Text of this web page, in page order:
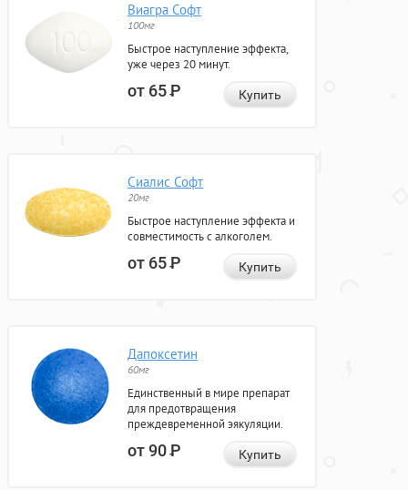
Виагра Софт
100мг
Быстрое наступление эффекта,
уже через 20 минут.
от 65Р Купить
Сиалис Софт
20мг
Быстрое наступление эффекта и
совместимость с алкоголем.
от 65Р Купить
Дапоксетин
60мг
Единственный в мире препарат
для предотвращения
преждевременной эякуляции.
от 90Р Купить